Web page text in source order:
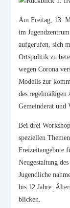
Am Freitag, 13.
im
aufgerufen, sich
Ortspolitik zu
wegen Corona
Modells zur
des regelmäßigen
Gemeinderat und
Bei drei
speziellen
Freizeitangebote
Neugestaltung
Jugendliche
bis 12 Jahre.
blicken.